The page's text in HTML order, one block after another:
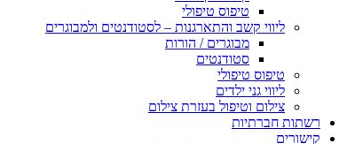
טיפוס טיפולי
ליווי קשב והתארגנות – לסטודנטים ולמבוגרים
מבוגרים / הורות
סטודנטים
טיפוס טיפולי
ליווי גני ילדים
צילום וטיפול בעזרת צילום
רשתות חברתיות
קישורים